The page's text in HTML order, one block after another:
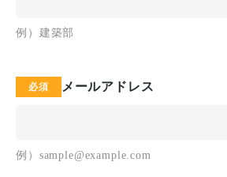
例）建築部
メールアドレス
例）sample@example.com